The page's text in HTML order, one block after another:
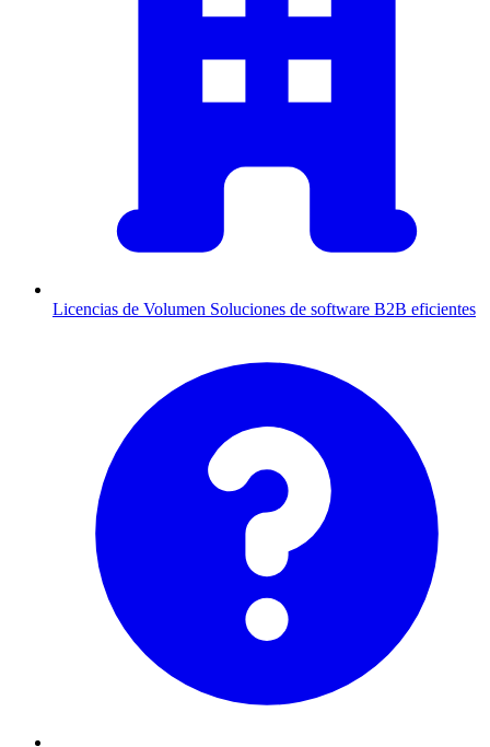
Licencias de Volumen Soluciones de software B2B eficientes